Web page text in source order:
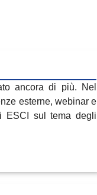
ancora di più. Nel
esterne, webinar e
ESCI sul tema degli